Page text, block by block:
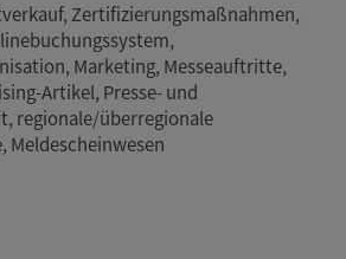
Zertifizierungsmaßnahmen,
Marketing, Messeauftritte,
Artikel, Presse- und
regionale/überregionale
Meldescheinwesen